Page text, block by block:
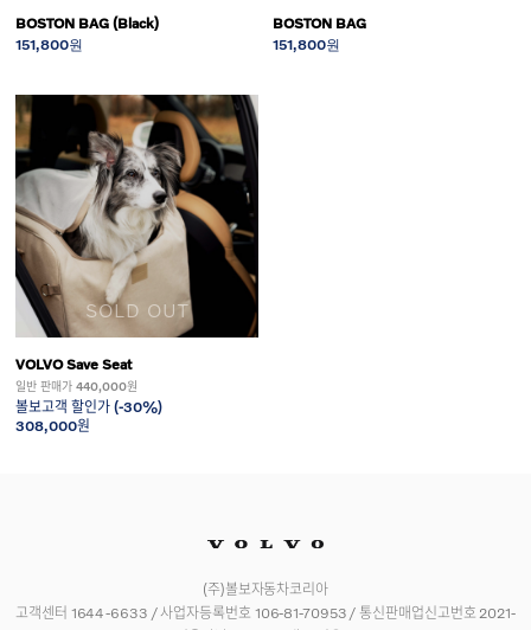
BOSTON BAG (Black)
151,800원
BOSTON BAG
151,800원
SOLD OUT
VOLVO Save Seat
일반 판매가 440,000원
볼보고객 할인가 (-30%)
308,000원
(주)볼보자동차코리아
고객센터 1644-6633 / 사업자등록번호 106-81-70953 / 통신판매업신고번호 2021-